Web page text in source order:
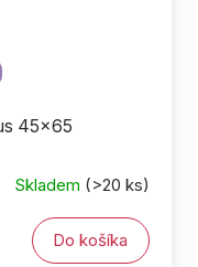
45x65
Skladem (>20 ks)
Do košíka